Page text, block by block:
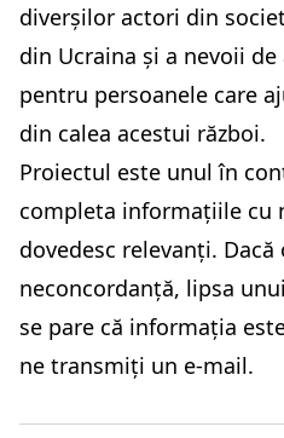
diverșilor actori din
din Ucraina și a nevoii
pentru persoanele care
din calea acestui război.
Proiectul este unul în
completa informațiile cu
dovedesc relevanți.
neconcordanță, lipsa
se pare că informația
ne transmiți un e-mail.